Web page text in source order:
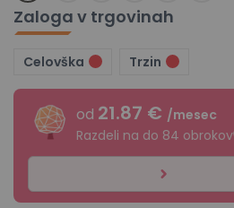
Zaloga v trgovinah
Celovška Trzin
od 21.87 € /mesec
Razdeli na do 84 obrokov